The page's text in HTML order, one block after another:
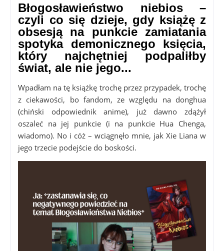
Błogosławieństwo niebios –
czyli co się dzieje, gdy książę z
obsesją na punkcie zamiatania
spotyka demonicznego księcia,
który najchętniej podpaliłby
świat, ale nie jego...
Wpadłam na tę książkę trochę przez przypadek, trochę
z ciekawości, bo fandom, ze względu na donghua
(chiński odpowiednik anime), już dawno zdążył
oszaleć na jej punkcie (i na punkcie Hua Chenga,
wiadomo). No i cóż – wciągnęło mnie, jak Xie Liana w
jego trzecie podejście do boskości.